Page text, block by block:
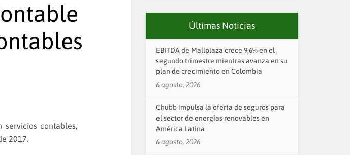
servicios contables,
2017.
Últimas Noticias
EBITDA de Mallplaza crece 9,6% en el
segundo trimestre mientras avanza en su
plan de crecimiento en Colombia
6 agosto, 2026
Chubb impulsa la oferta de seguros para
el sector de energías renovables en
América Latina
6 agosto, 2026